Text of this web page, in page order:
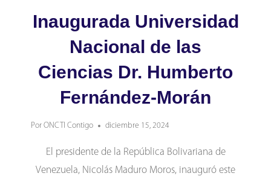
VENEZUELA
2025
Inaugurada Universidad
Nacional de las
Ciencias Dr. Humberto
Fernández-Morán
Por ONCTI Contigo diciembre 15, 2024
El presidente de la República Bolivariana de
Venezuela, Nicolás Maduro Moros, inauguró este